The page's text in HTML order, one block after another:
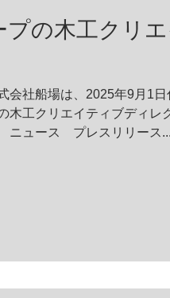
プの木工クリ
会社船場は、2025年9月1
イティブディレクターとして迎えました。 詳
ニュース プレスリリース...